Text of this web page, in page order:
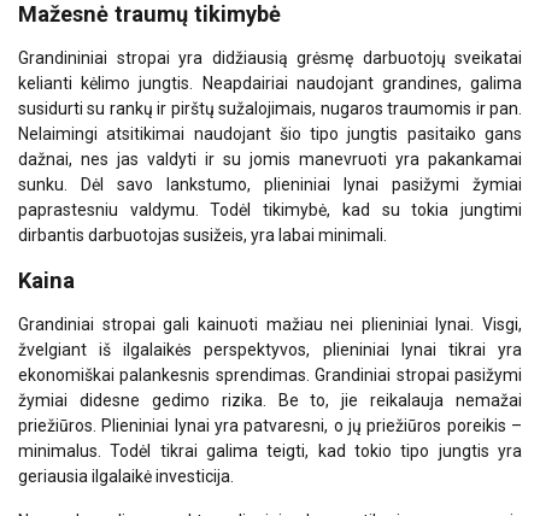
Mažesnė traumų tikimybė
Grandininiai stropai yra didžiausią grėsmę darbuotojų sveikatai
kelianti kėlimo jungtis. Neapdairiai naudojant grandines, galima
susidurti su rankų ir pirštų sužalojimais, nugaros traumomis ir pan.
Nelaimingi atsitikimai naudojant šio tipo jungtis pasitaiko gans
dažnai, nes jas valdyti ir su jomis manevruoti yra pakankamai
sunku. Dėl savo lankstumo, plieniniai lynai pasižymi žymiai
paprastesniu valdymu. Todėl tikimybė, kad su tokia jungtimi
dirbantis darbuotojas susižeis, yra labai minimali.
Kaina
Grandiniai stropai gali kainuoti mažiau nei plieniniai lynai. Visgi,
žvelgiant iš ilgalaikės perspektyvos, plieniniai lynai tikrai yra
ekonomiškai palankesnis sprendimas. Grandiniai stropai pasižymi
žymiai didesne gedimo rizika. Be to, jie reikalauja nemažai
priežiūros. Plieniniai lynai yra patvaresni, o jų priežiūros poreikis –
minimalus. Todėl tikrai galima teigti, kad tokio tipo jungtis yra
geriausia ilgalaikė investicija.
Ši svetainė naudoja slapukus
Naudojame slapukus siekdami